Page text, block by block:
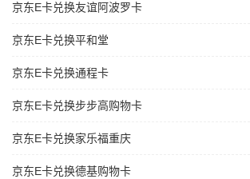
京东E卡兑换友谊阿波罗卡
京东E卡兑换平和堂
京东E卡兑换通程卡
京东E卡兑换步步高购物卡
京东E卡兑换家乐福重庆
京东E卡兑换德基购物卡